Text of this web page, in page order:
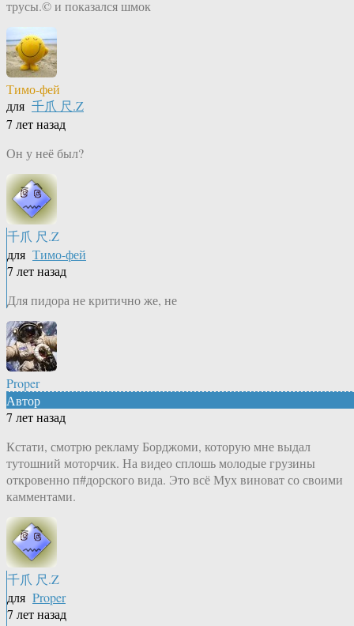
трусы.© и показался шмок
Тимо-фей
для 千爪 尺.Z
7 лет назад
Он у неё был?
千爪 尺.Z
для Тимо-фей
7 лет назад
Для пидора не критично же, не
Proper
Автор
7 лет назад
Кстати, смотрю рекламу Борджоми, которую мне выдал
тутошний моторчик. На видео сплошь молодые грузины
откровенно п#дорского вида. Это всё Мух виноват со своими
камментами.
千爪 尺.Z
для Proper
7 лет назад